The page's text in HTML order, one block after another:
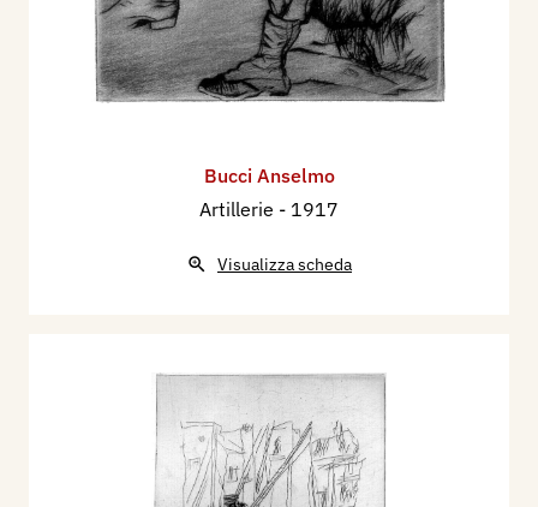
Bucci Anselmo
Artillerie - 1917
Visualizza scheda